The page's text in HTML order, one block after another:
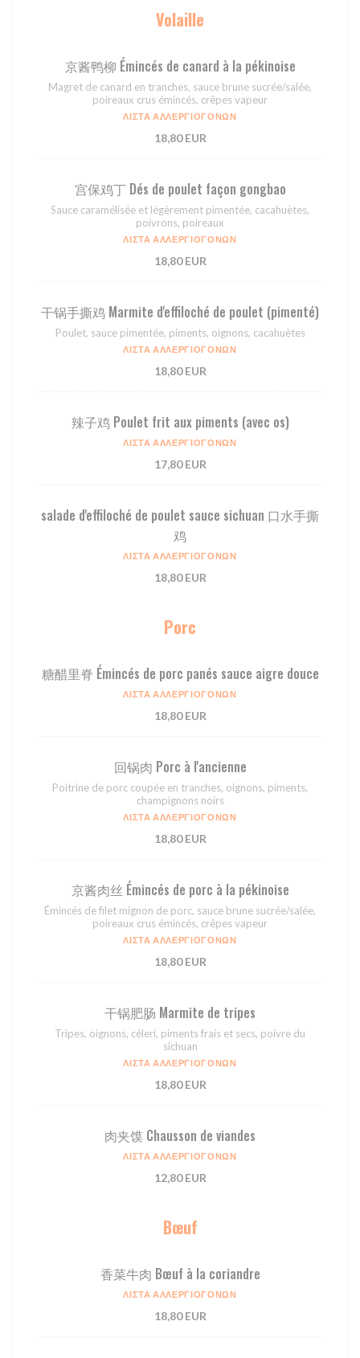
Volaille
京酱鸭柳 Émincés de canard à la pékinoise
Magret de canard en tranches, sauce brune sucrée/salée,
poireaux crus émincés, crêpes vapeur
ΛΊΣΤΑ ΑΛΛΕΡΓΙΟΓΌΝΩΝ
18,80 EUR
宫保鸡丁 Dés de poulet façon gongbao
Sauce caramélisée et légèrement pimentée, cacahuètes,
poivrons, poireaux
ΛΊΣΤΑ ΑΛΛΕΡΓΙΟΓΌΝΩΝ
18,80 EUR
⼲锅⼿撕鸡 Marmite d'effiloché de poulet (pimenté)
Poulet, sauce pimentée, piments, oignons, cacahuètes
ΛΊΣΤΑ ΑΛΛΕΡΓΙΟΓΌΝΩΝ
18,80 EUR
辣⼦鸡 Poulet frit aux piments (avec os)
ΛΊΣΤΑ ΑΛΛΕΡΓΙΟΓΌΝΩΝ
17,80 EUR
salade d'effiloché de poulet sauce sichuan 口水手撕
鸡
ΛΊΣΤΑ ΑΛΛΕΡΓΙΟΓΌΝΩΝ
18,80 EUR
Porc
糖醋⾥脊 Émincés de porc panés sauce aigre douce
ΛΊΣΤΑ ΑΛΛΕΡΓΙΟΓΌΝΩΝ
18,80 EUR
回锅⾁ Porc à l'ancienne
Poitrine de porc coupée en tranches, oignons, piments,
champignons noirs
ΛΊΣΤΑ ΑΛΛΕΡΓΙΟΓΌΝΩΝ
18,80 EUR
京酱⾁丝 Émincés de porc à la pékinoise
Émincés de filet mignon de porc, sauce brune sucrée/salée,
poireaux crus émincés, crêpes vapeur
ΛΊΣΤΑ ΑΛΛΕΡΓΙΟΓΌΝΩΝ
18,80 EUR
⼲锅肥肠 Marmite de tripes
Tripes, oignons, céleri, piments frais et secs, poivre du
sichuan
ΛΊΣΤΑ ΑΛΛΕΡΓΙΟΓΌΝΩΝ
18,80 EUR
肉夹馍 Chausson de viandes
ΛΊΣΤΑ ΑΛΛΕΡΓΙΟΓΌΝΩΝ
12,80 EUR
Bœuf
⾹菜⽜⾁ Bœuf à la coriandre
ΛΊΣΤΑ ΑΛΛΕΡΓΙΟΓΌΝΩΝ
18,80 EUR